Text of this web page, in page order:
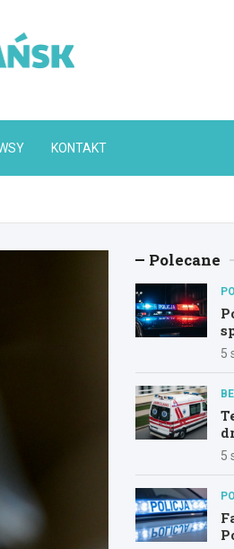
KONTAKT
Polecane
5
5